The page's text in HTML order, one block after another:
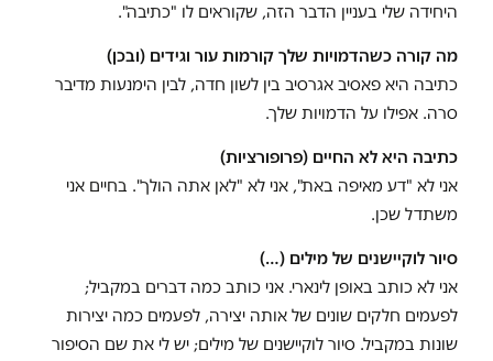
היחידה שלי בעניין הדבר הזה, שקוראים לו "כתיבה".
מה קורה כשהדמויות שלך קורמות עור וגידים (ובכן)
כתיבה היא פאסיב אגרסיב בין לשון חדה, לבין הימנעות מדיבר
סרה. אפילו על הדמויות שלך.
כתיבה היא לא החיים (פרופורציות)
אני לא "דע מאיפה באת", אני לא "לאן אתה הולך". בחיים אני
משתדל שכן.
סיור לוקיישנים של מילים (…)
אני לא כותב באופן לינארי. אני כותב כמה דברים במקביל;
לפעמים חלקים שונים של אותה יצירה, לפעמים כמה יצירות
שונות במקביל. סיור לוקיישנים של מילים; יש לי את שם הסיפור